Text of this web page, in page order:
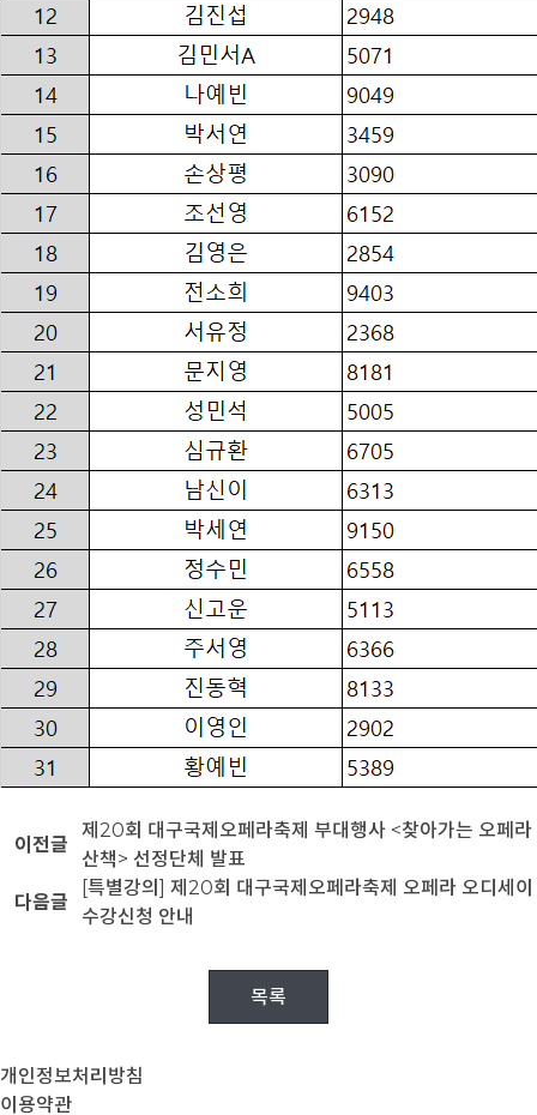
이전글
제20회 대구국제오페라축제 부대행사 <찾아가는 오페라
산책> 선정단체 발표
다음글
[특별강의] 제20회 대구국제오페라축제 오페라 오디세이
수강신청 안내
목록
개인정보처리방침
이용약관